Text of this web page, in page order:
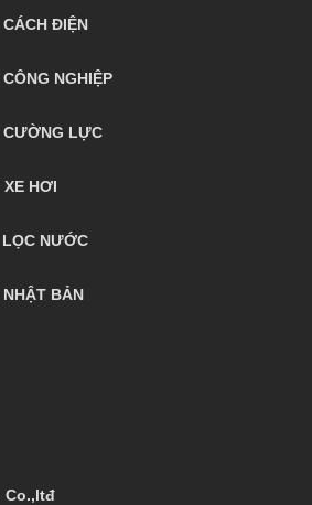
ĐIỆN
NGHIỆP
CƯỜNG LỰC
XE HƠI
NƯỚC
BẢN
Co.,ltđ